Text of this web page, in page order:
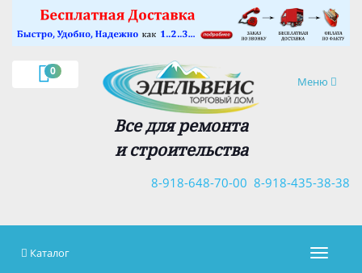
0
Навигация
Меню
Все для ремонта
и строительства
8-918-435-38-38
8-918-648-70-00
×
Каталог